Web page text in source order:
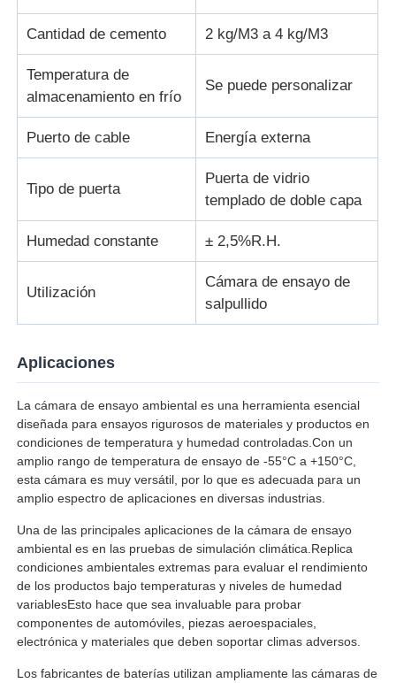
Cantidad de cemento 2 kg/M3 a 4 kg/M3
Temperatura de
almacenamiento en frío
Se puede personalizar
Puerto de cable Energía externa
Tipo de puerta
Puerta de vidrio
templado de doble capa
Humedad constante ± 2,5%R.H.
Utilización
Cámara de ensayo de
salpullido
Aplicaciones
La cámara de ensayo ambiental es una herramienta esencial
diseñada para ensayos rigurosos de materiales y productos en
condiciones de temperatura y humedad controladas.Con un
amplio rango de temperatura de ensayo de -55°C a +150°C,
esta cámara es muy versátil, por lo que es adecuada para un
amplio espectro de aplicaciones en diversas industrias.
Una de las principales aplicaciones de la cámara de ensayo
ambiental es en las pruebas de simulación climática.Replica
condiciones ambientales extremas para evaluar el rendimiento
de los productos bajo temperaturas y niveles de humedad
variablesEsto hace que sea invaluable para probar
componentes de automóviles, piezas aeroespaciales,
electrónica y materiales que deben soportar climas adversos.
Los fabricantes de baterías utilizan ampliamente las cámaras de